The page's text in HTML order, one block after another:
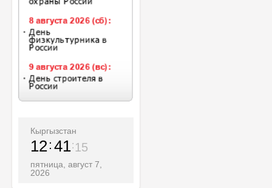
Кыргызстан
12 41 17
пятница, август 7,
2026